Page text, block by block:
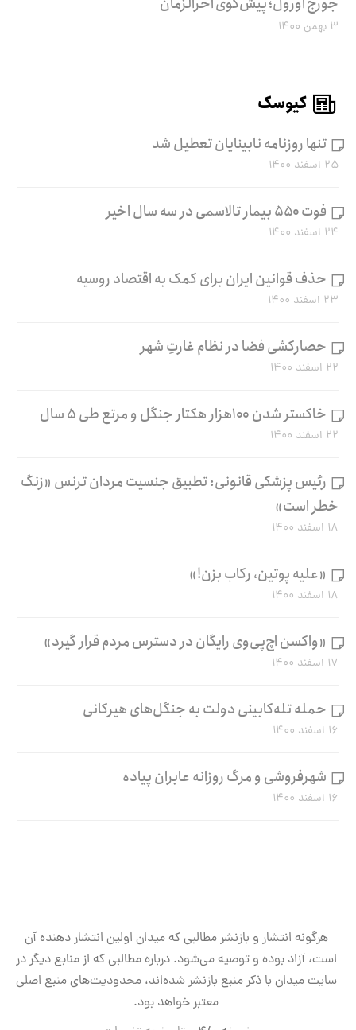
۳ بهمن ۱۴۰۰
کیوسک
تنها روزنامه نابینایان تعطیل شد
۲۵ اسفند ۱۴۰۰
فوت ۵۵۰ بیمار تالاسمی در سه سال اخیر
۲۴ اسفند ۱۴۰۰
حذف قوانین ایران برای کمک به اقتصاد روسیه
۲۳ اسفند ۱۴۰۰
حصارکشی فضا در نظام غارتِ شهر
۲۲ اسفند ۱۴۰۰
خاکستر شدن ۱۰۰هزار هکتار جنگل و مرتع طی ۵ سال
۲۲ اسفند ۱۴۰۰
رئیس پزشکی قانونی: تطبیق جنسیت مردان ترنس «زنگ
خطر است»
۱۸ اسفند ۱۴۰۰
«علیه پوتین، رکاب بزن!»
۱۸ اسفند ۱۴۰۰
«واکسن اچ‌پی‌وی رایگان در دسترس مردم قرار گیرد»
۱۷ اسفند ۱۴۰۰
حمله تله‌کابینی دولت به جنگل‌های هیرکانی
۱۶ اسفند ۱۴۰۰
شهرفروشی و مرگ روزانه عابران پیاده
۱۶ اسفند ۱۴۰۰
هرگونه انتشار و بازنشر مطالبی که میدان اولین انتشار دهنده آن
است، آزاد بوده و توصیه می‌شود. درباره مطالبی که از منابع دیگر در
سایت میدان با ذکر منبع بازنشر شده‌اند، محدودیت‌های منبع اصلی
معتبر خواهد بود.